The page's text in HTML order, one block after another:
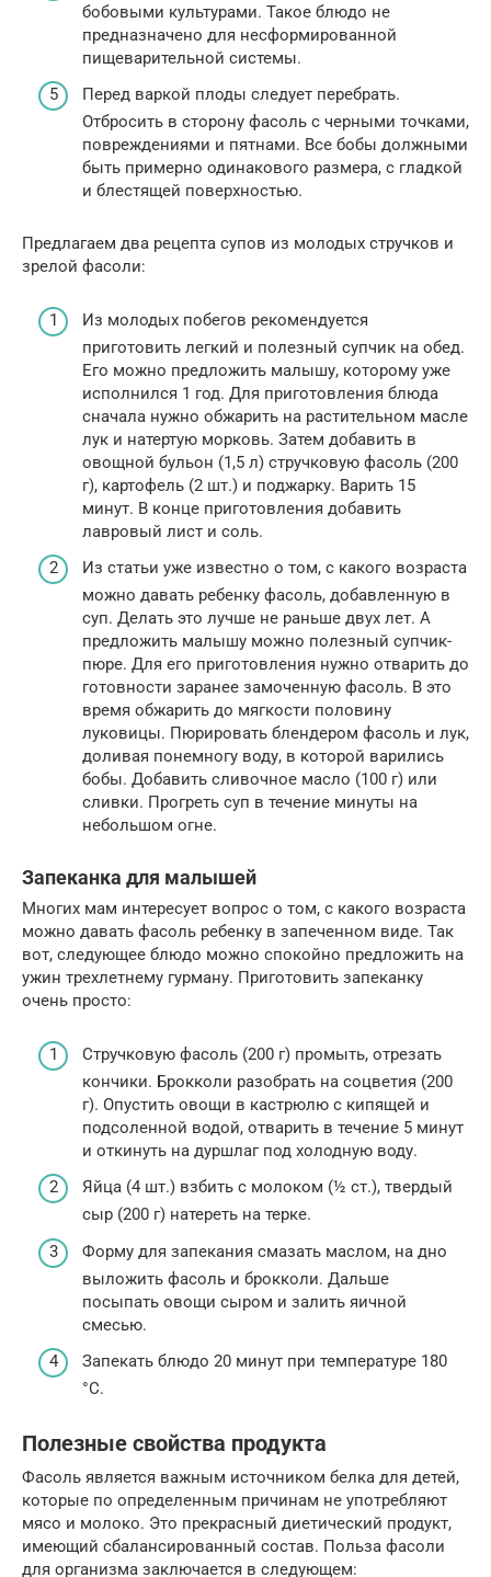
бобовыми культурами. Такое блюдо не
предназначено для несформированной
пищеварительной системы.
Перед варкой плоды следует перебрать.
Отбросить в сторону фасоль с черными точками,
повреждениями и пятнами. Все бобы должными
быть примерно одинакового размера, с гладкой
и блестящей поверхностью.
Предлагаем два рецепта супов из молодых стручков и
зрелой фасоли:
Из молодых побегов рекомендуется
приготовить легкий и полезный супчик на обед.
Его можно предложить малышу, которому уже
исполнился 1 год. Для приготовления блюда
сначала нужно обжарить на растительном масле
лук и натертую морковь. Затем добавить в
овощной бульон (1,5 л) стручковую фасоль (200
г), картофель (2 шт.) и поджарку. Варить 15
минут. В конце приготовления добавить
лавровый лист и соль.
Из статьи уже известно о том, с какого возраста
можно давать ребенку фасоль, добавленную в
суп. Делать это лучше не раньше двух лет. А
предложить малышу можно полезный супчик-
пюре. Для его приготовления нужно отварить до
готовности заранее замоченную фасоль. В это
время обжарить до мягкости половину
луковицы. Пюрировать блендером фасоль и лук,
доливая понемногу воду, в которой варились
бобы. Добавить сливочное масло (100 г) или
сливки. Прогреть суп в течение минуты на
небольшом огне.
Запеканка для малышей
Многих мам интересует вопрос о том, с какого возраста
можно давать фасоль ребенку в запеченном виде. Так
вот, следующее блюдо можно спокойно предложить на
ужин трехлетнему гурману. Приготовить запеканку
очень просто:
Стручковую фасоль (200 г) промыть, отрезать
кончики. Брокколи разобрать на соцветия (200
г). Опустить овощи в кастрюлю с кипящей и
подсоленной водой, отварить в течение 5 минут
и откинуть на дуршлаг под холодную воду.
Яйца (4 шт.) взбить с молоком (½ ст.), твердый
сыр (200 г) натереть на терке.
Форму для запекания смазать маслом, на дно
выложить фасоль и брокколи. Дальше
посыпать овощи сыром и залить яичной
смесью.
Запекать блюдо 20 минут при температуре 180
°С.
Полезные свойства продукта
Фасоль является важным источником белка для детей,
которые по определенным причинам не употребляют
мясо и молоко. Это прекрасный диетический продукт,
имеющий сбалансированный состав. Польза фасоли
для организма заключается в следующем: